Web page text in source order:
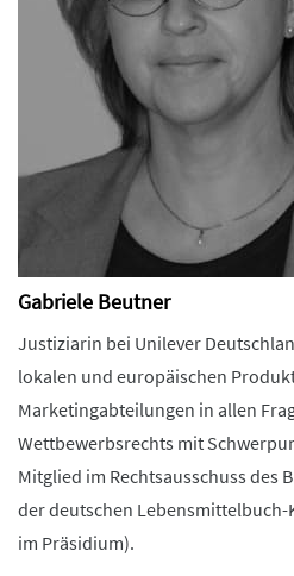
Gabriele Beutner
Justiziarin bei Unilever
lokalen und europäischen
Marketingabteilungen in allen
Wettbewerbsrechts mit
Mitglied im Rechtsausschuss des
der deutschen Lebensmittelbuch-
im Präsidium).